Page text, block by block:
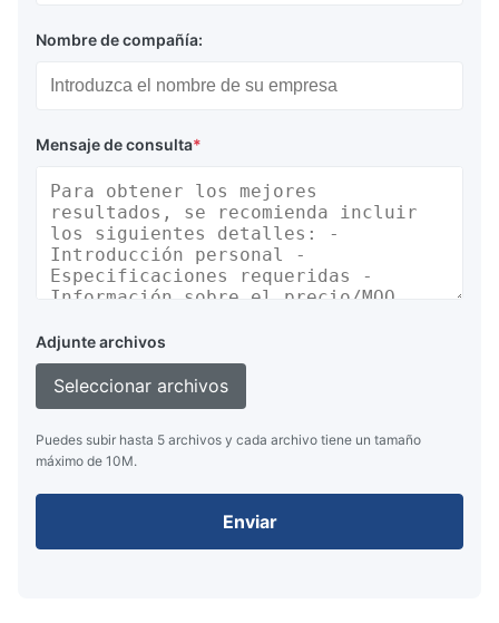
Nombre de compañía:
Mensaje de consulta*
Adjunte archivos
Seleccionar archivos
Puedes subir hasta 5 archivos y cada archivo tiene un tamaño
máximo de 10M.
Enviar